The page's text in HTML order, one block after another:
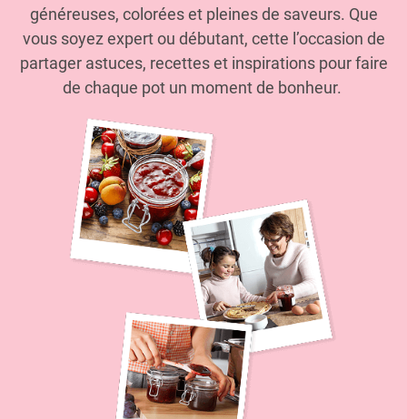
généreuses, colorées et pleines de saveurs. Que
vous soyez expert ou débutant, cette l’occasion de
partager astuces, recettes et inspirations pour faire
de chaque pot un moment de bonheur.